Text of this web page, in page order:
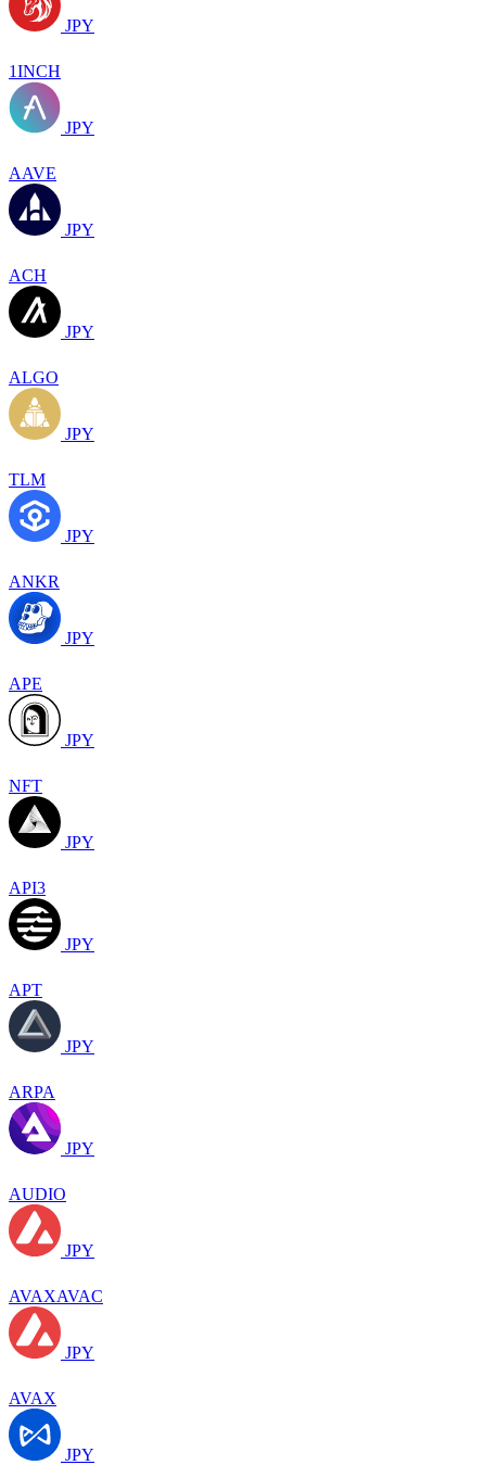
JPY
1INCH
JPY
AAVE
JPY
ACH
JPY
ALGO
JPY
TLM
JPY
ANKR
JPY
APE
JPY
NFT
JPY
API3
JPY
APT
JPY
ARPA
JPY
AUDIO
JPY
AVAXAVAC
JPY
AVAX
JPY